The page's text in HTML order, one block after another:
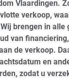
Vlaardingen.
verkoop,
brengen in alle
van
de verkoop.
en
zodat u